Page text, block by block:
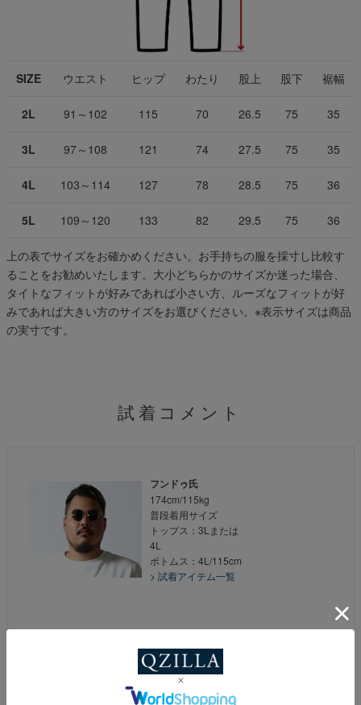
SIZE ウエスト ヒップ わたり 股上 股下 裾幅
2L 91～102 115 70 26.5 75 35
3L 97～108 121 74 27.5 75 35
4L 103～114 127 78 28.5 75 36
5L 109～120 133 82 29.5 75 36
上の表でサイズをお確かめください。お手持ちの服を採寸し比較す
ることをお勧めいたします。大小どちらかのサイズか迷った場合、
タイトなフィットが好みであれば小さい方、ルーズなフィットが好
みであれば大きい方のサイズをお選びください。 ※表示サイズは商品
の実寸です。
試着コメント
フンドゥ氏
174cm/115kg
普段着用サイズ
トップス：3Lまたは
4L
ボトムス：4L/115cm
> 試着アイテム一覧
全体的にとてもいい大きさでした。ポケットも結構深いし、いい
ですね。感激しました！